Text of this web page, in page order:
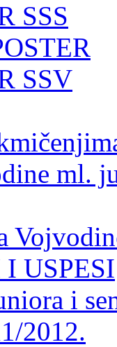
SSS
SSV
ml.
USPESI
i
2012.